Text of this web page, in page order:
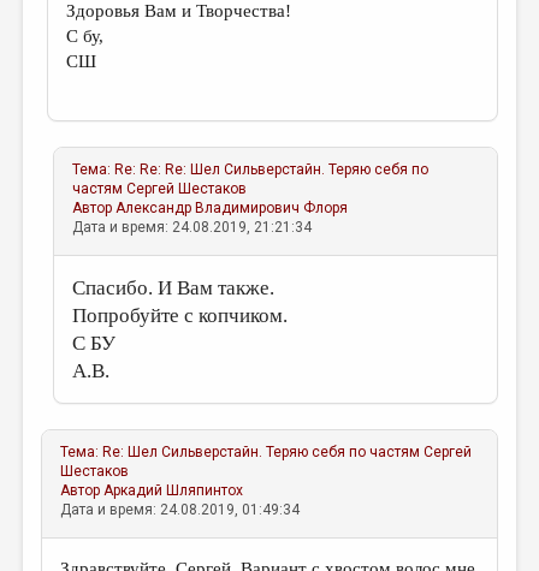
Здоровья Вам и Творчества!
С бу,
СШ
Тема: Re: Re: Re: Шел Сильверстайн. Теряю себя по
частям Сергей Шестаков
АвторАлександр Владимирович Флоря
Дата и время: 24.08.2019, 21:21:34
Спасибо. И Вам также.
Попробуйте с копчиком.
С БУ
А.В.
Тема: Re: Шел Сильверстайн. Теряю себя по частям Сергей
Шестаков
АвторАркадий Шляпинтох
Дата и время: 24.08.2019, 01:49:34